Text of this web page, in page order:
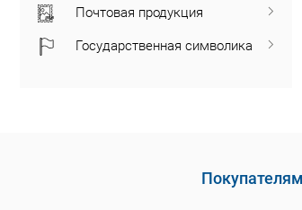
Почтовая продукция
Государственная символика
Покупателям